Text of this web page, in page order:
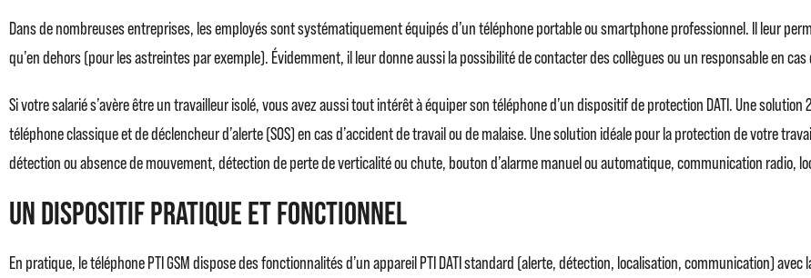
Dans de nombreuses entreprises, les employés sont systématiquement équipés d’un téléphone portable ou smartphone professionnel. Il leur
qu’en dehors (pour les astreintes par exemple). Évidemment, il leur donne aussi la possibilité de contacter des collègues ou un responsable en cas
Si votre salarié s’avère être un travailleur isolé, vous avez aussi tout intérêt à équiper son téléphone d’un dispositif de protection DATI. Une
téléphone classique et de déclencheur d’alerte (SOS) en cas d’accident de travail ou de malaise. Une solution idéale pour la protection de votre
détection ou absence de mouvement, détection de perte de verticalité ou chute, bouton d’alarme manuel ou automatique, communication radio,
Un dispositif pratique et fonctionnel
En pratique, le téléphone PTI GSM dispose des fonctionnalités d’un appareil PTI DATI standard (alerte, détection, localisation, communication)